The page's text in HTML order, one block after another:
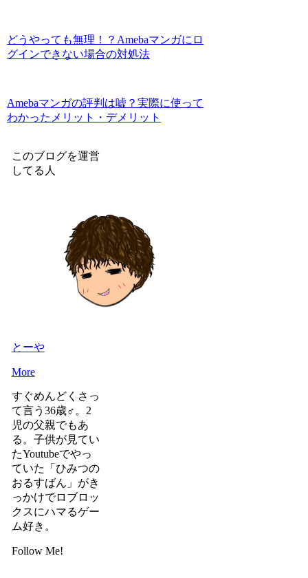
どうやっても無理！？Amebaマンガにロ
グインできない場合の対処法
Amebaマンガの評判は嘘？実際に使って
わかったメリット・デメリット
このブログを運営
してる人
とーや
More
すぐめんどくさっ
て言う36歳♂。2
児の父親でもあ
る。子供が見てい
たYoutubeでやっ
ていた「ひみつの
おるすばん」がき
っかけでロブロッ
クスにハマるゲー
ム好き。
Follow Me!